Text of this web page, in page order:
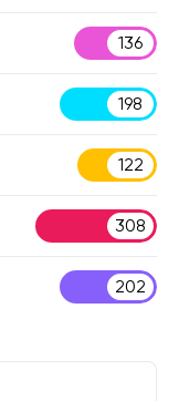
136
198
122
308
202